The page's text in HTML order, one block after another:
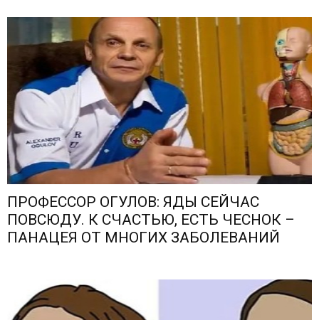
ПРОФЕССОР ОГУЛОВ: ЯДЫ СЕЙЧАС
ПОВСЮДУ. К СЧАСТЬЮ, ЕСТЬ ЧЕСНОК –
ПАНАЦЕЯ ОТ МНОГИХ ЗАБОЛЕВАНИЙ